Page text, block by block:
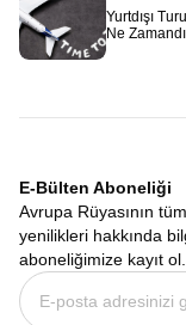
Yurtdışı
Ne
E-Bülten Aboneliği
Avrupa Rüyasının
yenilikleri hakkında
aboneliğimize kayıt ol.